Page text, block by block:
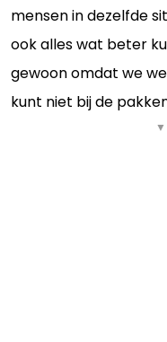
mensen in dezelfde
ook alles wat beter
gewoon omdat we
kunt niet bij de
▼